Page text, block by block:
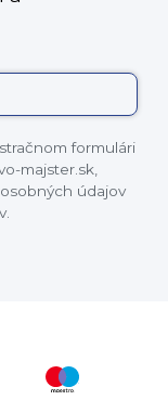
formulári
majster.sk,
údajov